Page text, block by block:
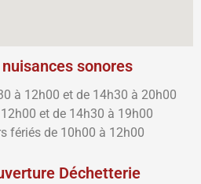
sonores
à 12h00 et de 14h30 à 20h00
et de 14h30 à 19h00
fériés de 10h00 à 12h00
Déchetterie